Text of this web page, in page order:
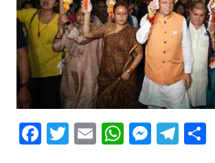
F T E W M T S